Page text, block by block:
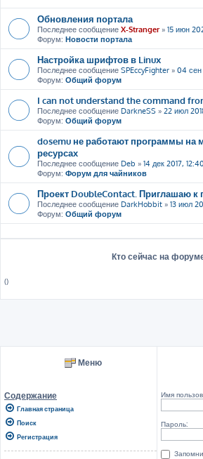
Обновления портала
Последнее сообщение X-Stranger» 15 июн
Форум: Новости портала
Настройка шрифтов в Linux
Последнее сообщение SPEccyFighter » 04 сен
Форум: Общий форум
I can not understand the command
Последнее сообщение DarkneSS » 22 июл
Форум: Общий форум
dosemu не работают программы на
ресурсах
Последнее сообщение Deb » 14 дек 2017, 12:40
Форум: Форум для чайников
Проект DoubleContact. Приглашаю к
Последнее сообщение DarkHobbit » 13 июл
Форум: Общий форум
Кто сейчас на
()
Меню
Содержание
Главная страница
Поиск
Регистрация
Имя
Пароль: